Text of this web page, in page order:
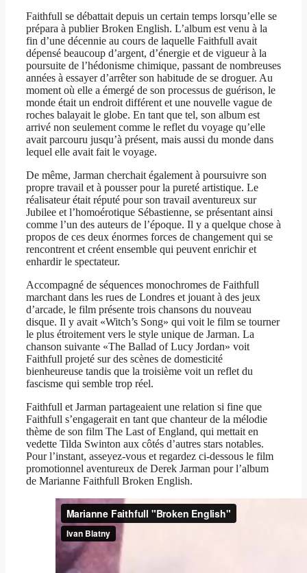
Faithfull se débattait depuis un certain temps lorsqu’elle se
prépara à publier Broken English. L’album est venu à la
fin d’une décennie au cours de laquelle Faithfull avait
dépensé beaucoup d’argent, d’énergie et de vigueur à la
poursuite de l’hédonisme chimique, passant de nombreuses
années à essayer d’arrêter son habitude de se droguer. Au
moment où elle a émergé de son processus de guérison, le
monde était un endroit différent et une nouvelle vague de
roches balayait le globe. En tant que tel, son album est
arrivé non seulement comme le reflet du voyage qu’elle
avait parcouru jusqu’à présent, mais aussi du monde dans
lequel elle avait fait le voyage.
De même, Jarman cherchait également à poursuivre son
propre travail et à pousser pour la pureté artistique. Le
réalisateur était réputé pour son travail aventureux sur
Jubilee et l’homoérotique Sébastienne, se présentant ainsi
comme l’un des auteurs de l’époque. Il y a quelque chose à
propos de ces deux énormes forces de changement qui se
rencontrent et créent ensemble qui peuvent enrichir et
enhardir le spectateur.
Accompagné de séquences monochromes de Faithfull
marchant dans les rues de Londres et jouant à des jeux
d’arcade, le film présente trois chansons du nouveau
disque. Il y avait «Witch’s Song» qui voit le film se tourner
le plus étroitement vers le style unique de Jarman. La
chanson suivante «The Ballad of Lucy Jordan» voit
Faithfull projeté sur des scènes de domesticité
bienheureuse tandis que la troisième voit un reflet du
fascisme qui semble trop réel.
Faithfull et Jarman partageaient une relation si fine que
Faithfull s’engagerait en tant que chanteur de la mélodie
thème de son film The Last of England, qui mettait en
vedette Tilda Swinton aux côtés d’autres stars notables.
Pour l’instant, asseyez-vous et regardez ci-dessous le film
promotionnel aventureux de Derek Jarman pour l’album
de Marianne Faithfull Broken English.